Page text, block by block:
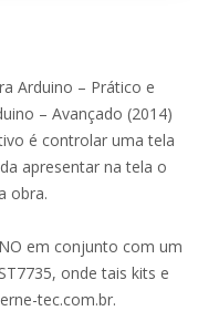
Arduino – Prático e
– Avançado (2014)
é controlar uma tela
apresentar na tela o
obra.
em conjunto com um
onde tais kits e
tec.com.br.